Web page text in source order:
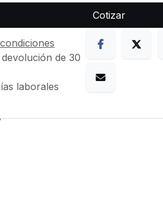
Cotizar
de 30
laborales